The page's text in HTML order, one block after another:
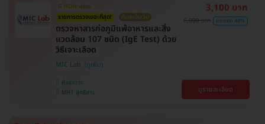
มี HDreview
รายการตรวจเยอะที่สุด!
คุ้มสุดในเว็บ
ตรวจหาสารก่อภูมิแพ้อาหารและสิ่ง
แวดล้อม 107 ชนิด (IgE Test) ด้วย
วิธีเจาะเลือด
MIC Lab
ห้วยขวาง
MRT สุทธิสาร
3,100 บาท
6,000 บาท ประหยัด 48%
ดูรายละเอียด